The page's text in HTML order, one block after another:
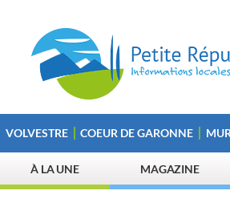
VOLVESTRE COEUR DE GARONNE
À LA UNE MAGAZINE